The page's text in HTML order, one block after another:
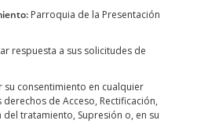
Parroquia de la Presentación
respuesta a sus solicitudes de
su consentimiento en cualquier
de Acceso, Rectificación,
tratamiento, Supresión o, en su